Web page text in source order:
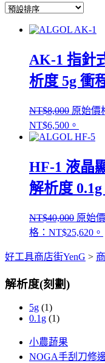
AK-1 指針
析度 5g 衝
NT$8,000 原始價
NT$6,500。
HF-1 液晶
解析度
NT$40,000 原始
格：NT$25,620。
好工具商店街YenG >
解析度(刻劃)
5g (1)
0.1g (1)
小農蔬果
NOGA手刮刀修